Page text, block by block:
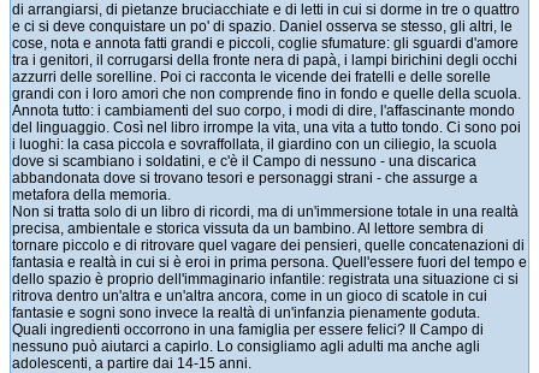
di arrangiarsi, di pietanze bruciacchiate e di letti in cui si dorme in tre o quattro
e ci si deve conquistare un po' di spazio. Daniel osserva se stesso, gli altri, le
cose, nota e annota fatti grandi e piccoli, coglie sfumature: gli sguardi d'amore
tra i genitori, il corrugarsi della fronte nera di papà, i lampi birichini degli occhi
azzurri delle sorelline. Poi ci racconta le vicende dei fratelli e delle sorelle
grandi con i loro amori che non comprende fino in fondo e quelle della scuola.
Annota tutto: i cambiamenti del suo corpo, i modi di dire, l'affascinante mondo
del linguaggio. Così nel libro irrompe la vita, una vita a tutto tondo. Ci sono poi
i luoghi: la casa piccola e sovraffollata, il giardino con un ciliegio, la scuola
dove si scambiano i soldatini, e c'è il Campo di nessuno - una discarica
abbandonata dove si trovano tesori e personaggi strani - che assurge a
metafora della memoria.
Non si tratta solo di un libro di ricordi, ma di un'immersione totale in una realtà
precisa, ambientale e storica vissuta da un bambino. Al lettore sembra di
tornare piccolo e di ritrovare quel vagare dei pensieri, quelle concatenazioni di
fantasia e realtà in cui si è eroi in prima persona. Quell'essere fuori del tempo e
dello spazio è proprio dell'immaginario infantile: registrata una situazione ci si
ritrova dentro un'altra e un'altra ancora, come in un gioco di scatole in cui
fantasie e sogni sono invece la realtà di un'infanzia pienamente goduta.
Quali ingredienti occorrono in una famiglia per essere felici? Il Campo di
nessuno può aiutarci a capirlo. Lo consigliamo agli adulti ma anche agli
adolescenti, a partire dai 14-15 anni.